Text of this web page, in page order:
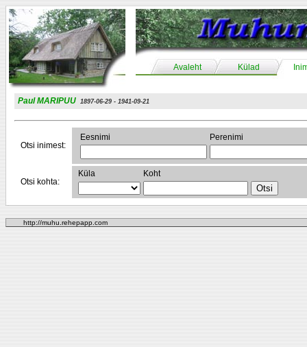
Avaleht Külad
Paul MARIPUU 1897-06-29 - 1941-09-21
Otsi inimest:
Eesnimi Perenimi
Otsi kohta:
Küla Koht
http://muhu.rehepapp.com